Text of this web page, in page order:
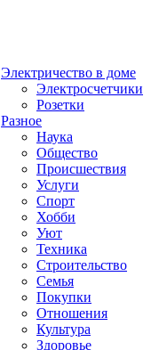
Электричество в доме
Электросчетчики
Розетки
Разное
Наука
Общество
Происшествия
Услуги
Спорт
Хобби
Уют
Техника
Строительство
Семья
Покупки
Отношения
Культура
Здоровье